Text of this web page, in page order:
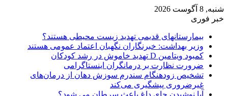
شنبه, 8 آگوست 2026
خبر فوری
بیمارستانهای قدیمی تهدید زیست محیطی هستند؟
وزیر بهداشت: خبرنگاران نگهبان اعتماد عمومی هستند
کمبود ویتامین D تهدید خاموش در رشد کودکان
ضرورت نظارت بر درمانگران اینستاگرامی
تشخیص زودهنگام سندرم سوزش دهان از درمان‌های
غیرضروری پیشگیری می‌کند
آیا نوشیدن چای داغ باعث سرطان می شود؟